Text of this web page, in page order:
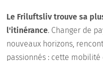
Le Friluftsliv trouve sa
l'itinérance. Changer de
nouveaux horizons,
passionnés : cette